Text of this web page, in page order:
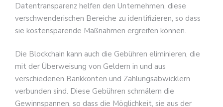
Datentransparenz helfen den Unternehmen, diese
verschwenderischen Bereiche zu identifizieren, so dass
sie kostensparende Maßnahmen ergreifen können.
Die Blockchain kann auch die Gebühren eliminieren, die
mit der Überweisung von Geldern in und aus
verschiedenen Bankkonten und Zahlungsabwicklern
verbunden sind. Diese Gebühren schmälern die
Gewinnspannen, so dass die Möglichkeit, sie aus der